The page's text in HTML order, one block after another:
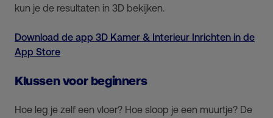
kun je de resultaten in 3D bekijken.
Download de app 3D Kamer & Interieur Inrichten in de
App Store
Klussen voor beginners
Hoe leg je zelf een vloer? Hoe sloop je een muurtje? De